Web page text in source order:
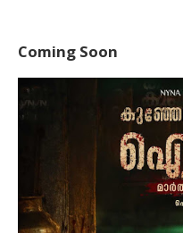
Coming Soon